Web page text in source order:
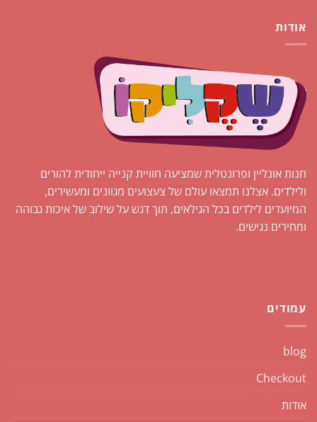
אודות
חנות אונליין ופרונטלית שמציעה חוויית קנייה ייחודית להורים
ולילדים. אצלנו תמצאו עולם של צעצועים מגוונים ומעשירים,
המיועדים לילדים בכל הגילאים, תוך דגש על שילוב של איכות גבוהה
ומחירים נגישים.
עמודים
blog
Checkout
אודות